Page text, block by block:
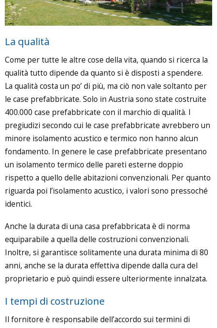
La qualità
Come per tutte le altre cose della vita, quando si ricerca la
qualità tutto dipende da quanto si è disposti a spendere.
La qualità costa un po’ di più, ma ciò non vale soltanto per
le case prefabbricate. Solo in Austria sono state costruite
400.000 case prefabbricate con il marchio di qualità. I
pregiudizi secondo cui le case prefabbricate avrebbero un
minore isolamento acustico e termico non hanno alcun
fondamento. In genere le case prefabbricate presentano
un isolamento termico delle pareti esterne doppio
rispetto a quello delle abitazioni convenzionali. Per quanto
riguarda poi l’isolamento acustico, i valori sono pressoché
identici.
Anche la durata di una casa prefabbricata è di norma
equiparabile a quella delle costruzioni convenzionali.
Inoltre, si garantisce solitamente una durata minima di 80
anni, anche se la durata effettiva dipende dalla cura del
proprietario e può quindi essere ulteriormente innalzata.
I tempi di costruzione
Il fornitore è responsabile dell’accordo sui termini di